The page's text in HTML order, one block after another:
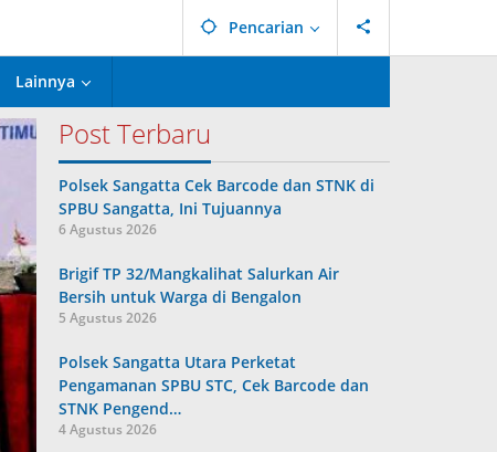
Pencarian
Lainnya
Post Terbaru
Polsek Sangatta Cek Barcode dan STNK di
SPBU Sangatta, Ini Tujuannya
6 Agustus 2026
Brigif TP 32/Mangkalihat Salurkan Air
Bersih untuk Warga di Bengalon
5 Agustus 2026
Polsek Sangatta Utara Perketat
Pengamanan SPBU STC, Cek Barcode dan
STNK Pengend…
4 Agustus 2026